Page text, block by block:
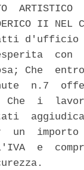
ARTISTICO
II NEL
d'ufficio
Che
n.7
Che  i
un
e